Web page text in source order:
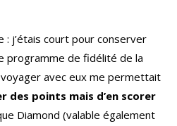
: j’étais court pour conserver
programme de fidélité de la
avec eux me permettait
des points mais d’en scorer
Diamond (valable également